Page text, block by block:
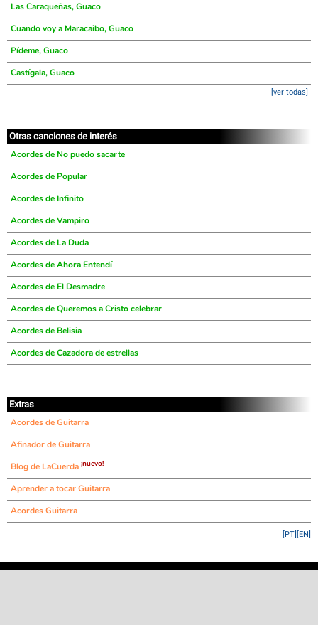
Las Caraqueñas, Guaco
Cuando voy a Maracaibo, Guaco
Pídeme, Guaco
Castígala, Guaco
[ver todas]
Otras canciones de interés
Acordes de No puedo sacarte
Acordes de Popular
Acordes de Infinito
Acordes de Vampiro
Acordes de La Duda
Acordes de Ahora Entendí
Acordes de El Desmadre
Acordes de Queremos a Cristo celebrar
Acordes de Belisia
Acordes de Cazadora de estrellas
Extras
Acordes de Guitarra
Afinador de Guitarra
Blog de LaCuerda ¡nuevo!
Aprender a tocar Guitarra
Acordes Guitarra
[EN]
[PT]